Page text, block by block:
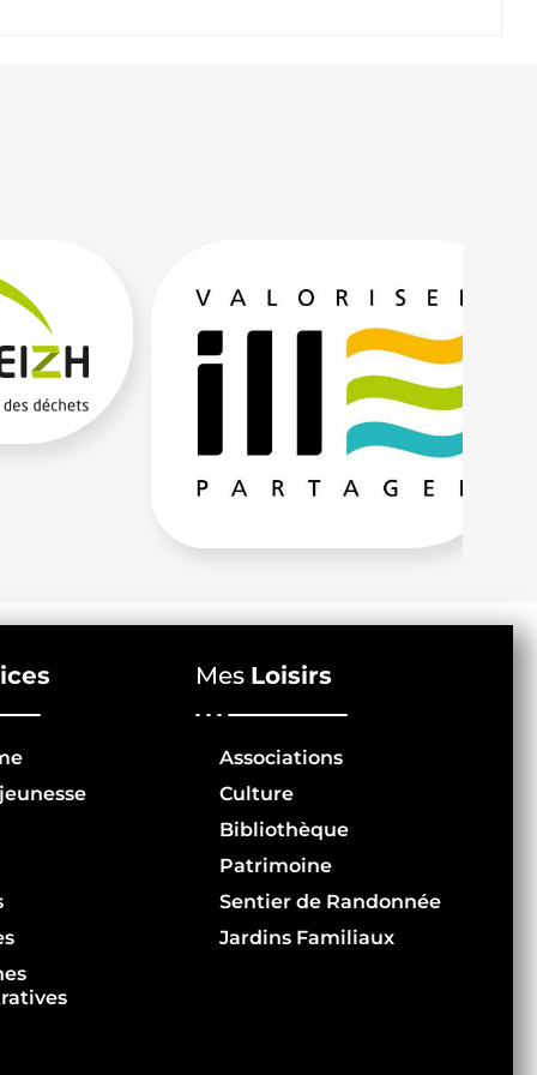
Mes Loisirs
Associations
Culture
Bibliothèque
Patrimoine
Sentier de Randonnée
Jardins Familiaux